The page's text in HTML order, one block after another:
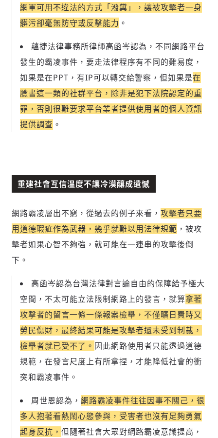
網軍可用不違法的方式「潑糞」，讓被攻擊者一身
髒污卻毫無防守或反擊能力 。
蘊捷法律事務所律師高函岑認為，不同網路平台
發生的霸凌事件，要走法律程序有不同的難易度，
如果是在PPT，有IP可以轉交給警察，但如果是在
臉書這一類的社群平台，除非是犯下法院認定的重
罪，否則很難要求平台業者提供使用者的個人資訊
提供調查 。
重建社會互信溫度不讓冷漠釀成遺憾
網路霸凌層出不窮，從過去的例子來看， 攻擊者只要
用道德瑕疵作為武器，幾乎就難以用法律規範 ，被攻
擊者如果心智不夠強，就可能在一連串的攻擊後倒
下。
高函岑認為台灣法律對言論自由的保障給予極大
空間，不太可能立法限制網路上的發言，就算拿著
攻擊者的留言一條一條報案檢舉，不僅曠日費時又
勞民傷財，最終結果可能是攻擊者還未受到制裁，
檢舉者就已受不了。 因此網路使用者只能透過道德
規範，在發言尺度上有所拿捏，才能降低社會的衝
突和霸凌事件。
周世恩認為， 網路霸凌事件往往因事不關己，很
多人抱著看熱鬧心態參與，受害者也沒有足夠勇氣
起身反抗， 但隨著社會大眾對網路霸凌意識提高，